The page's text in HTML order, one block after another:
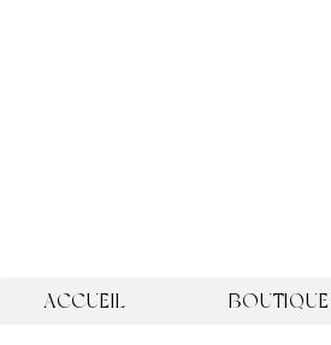
ACCUEIL BOUTIQUE